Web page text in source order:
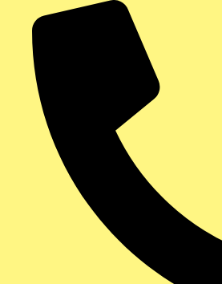
contenu